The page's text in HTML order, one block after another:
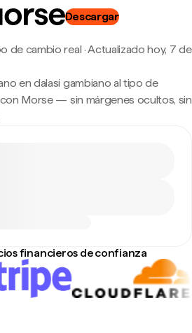
Descargar
de cambio real ·Actualizado hoy, 7 de
en dalasi gambiano al tipo de
Morse — sin márgenes ocultos, sin
financieros de confianza